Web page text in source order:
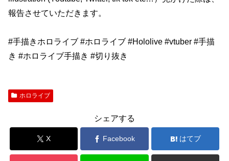
報告させていただきます。
#手描きホロライブ #ホロライブ #Hololive #vtuber #手描
き #ホロライブ手描き #切り抜き
ホロライブ
シェアする
X Facebook はてブ